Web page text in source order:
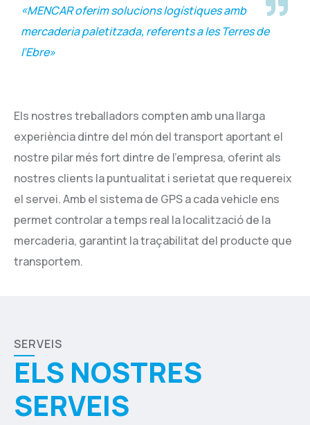
«MENCAR oferim solucions logístiques amb
mercaderia paletitzada, referents a les Terres de
l’Ebre»
Els nostres treballadors compten amb una llarga
experiència dintre del món del transport aportant el
nostre pilar més fort dintre de l’empresa, oferint als
nostres clients la puntualitat i serietat que requereix
el servei. Amb el sistema de GPS a cada vehicle ens
permet controlar a temps real la localització de la
mercaderia, garantint la traçabilitat del producte que
transportem.
SERVEIS
ELS NOSTRES
SERVEIS